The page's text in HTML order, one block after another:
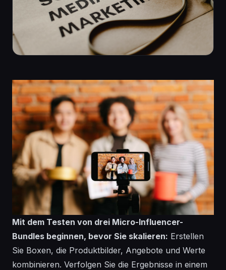
Mit dem Testen von drei Micro-Influencer-
Bundles beginnen, bevor Sie skalieren: Erstellen
Sie Boxen, die Produktbilder, Angebote und Werte
kombinieren. Verfolgen Sie die Ergebnisse in einem